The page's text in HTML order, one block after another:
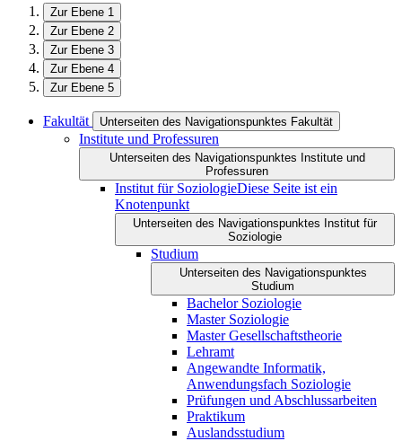
Zur Ebene 1
Zur Ebene 2
Zur Ebene 3
Zur Ebene 4
Zur Ebene 5
Fakultät Unterseiten des Navigationspunktes Fakultät
Institute und Professuren
Unterseiten des Navigationspunktes Institute und
Professuren
Institut für SoziologieDiese Seite ist ein
Knotenpunkt
Unterseiten des Navigationspunktes Institut für
Soziologie
Studium
Unterseiten des Navigationspunktes
Studium
Bachelor Soziologie
Master Soziologie
Master Gesellschaftstheorie
Lehramt
Angewandte Informatik,
Anwendungsfach Soziologie
Prüfungen und Abschlussarbeiten
Praktikum
Auslandsstudium